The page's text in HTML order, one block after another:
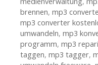
brennen, mp3
mp3 converter
umwandeln, mp3
programm, mp3
taggen, mp3 tagger,